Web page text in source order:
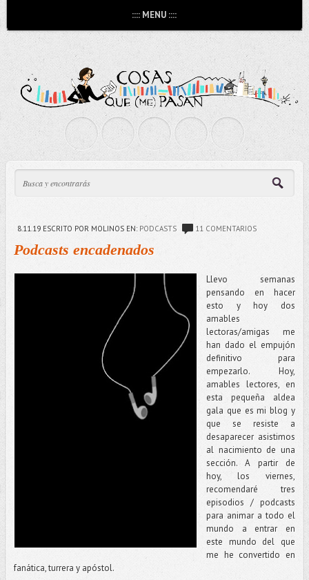
:::: MENU ::::
8.11.19ESCRITO POR MOLINOS EN: PODCASTS 11 COMENTARIOS
Podcasts encadenados
Llevo semanas
pensando en hacer
esto y hoy dos
amables
lectoras/amigas me
han dado el empujón
definitivo para
empezarlo. Hoy,
amables lectores, en
esta pequeña aldea
gala que es mi blog y
que se resiste a
desaparecer asistimos
al nacimiento de una
sección. A partir de
hoy, los viernes,
recomendaré tres
episodios / podcasts
para animar a todo el
mundo a entrar en
este mundo del que
me he convertido en
fanática, turrera y apóstol.